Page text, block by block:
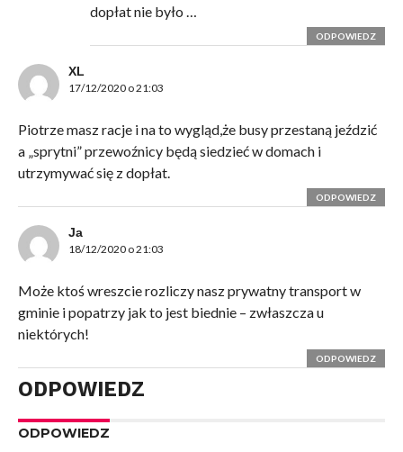
dopłat nie było …
ODPOWIEDZ
XL
17/12/2020 o 21:03
Piotrze masz racje i na to wygląd,że busy przestaną jeździć
a „sprytni” przewoźnicy będą siedzieć w domach i
utrzymywać się z dopłat.
ODPOWIEDZ
Ja
18/12/2020 o 21:03
Może ktoś wreszcie rozliczy nasz prywatny transport w
gminie i popatrzy jak to jest biednie – zwłaszcza u
niektórych!
ODPOWIEDZ
ODPOWIEDZ
ODPOWIEDZ